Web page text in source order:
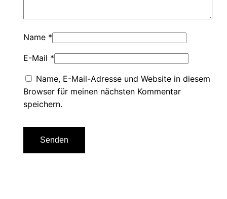
Name *
E-Mail *
Name, E-Mail-Adresse und Website in diesem
Browser für meinen nächsten Kommentar
speichern.